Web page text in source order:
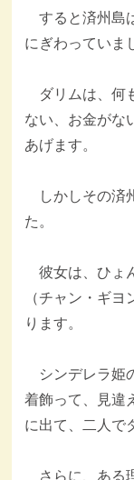
すると済州島
にぎわっていま
ダリムは、何
ない、お金がな
あげます。
しかしその済
た。
彼女は、ひょ
（チャン・ギ
ります。
シンデレラ姫
着飾って、見違
に出て、二人で
さらに、ある